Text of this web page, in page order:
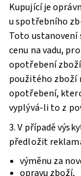
Kupující je
u spotřebního
Toto ustanovení
cenu na vadu,
opotřebení
použitého zboží
opotřebení,
vyplývá-li to z
3. V případě
předložit
výměnu za
opravu zboží,